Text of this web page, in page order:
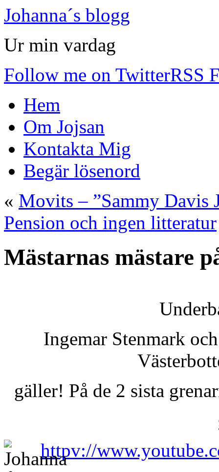
Johanna´s blogg
Ur min vardag
Follow me on TwitterRSS
Hem
Om Jojsan
Kontakta Mig
Begär lösenord
« Movits – ”Sammy Davis
Pension och ingen litteratur
Mästarnas mästare
Ingemar Stenmark
gäller! På de 2 sista
httpv://